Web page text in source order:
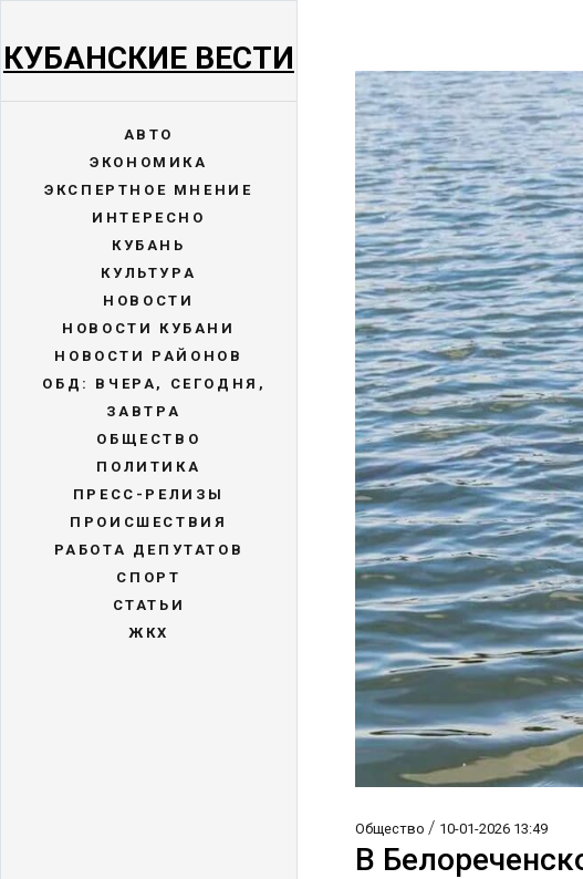
КУБАНСКИЕ ВЕСТИ
АВТО
ЭКОНОМИКА
ЭКСПЕРТНОЕ МНЕНИЕ
ИНТЕРЕСНО
КУБАНЬ
КУЛЬТУРА
НОВОСТИ
НОВОСТИ КУБАНИ
НОВОСТИ РАЙОНОВ
ОБД: ВЧЕРА, СЕГОДНЯ,
ЗАВТРА
ОБЩЕСТВО
ПОЛИТИКА
ПРЕСС-РЕЛИЗЫ
ПРОИСШЕСТВИЯ
РАБОТА ДЕПУТАТОВ
СПОРТ
СТАТЬИ
ЖКХ
Общество / 10-01-2026 13:49
В